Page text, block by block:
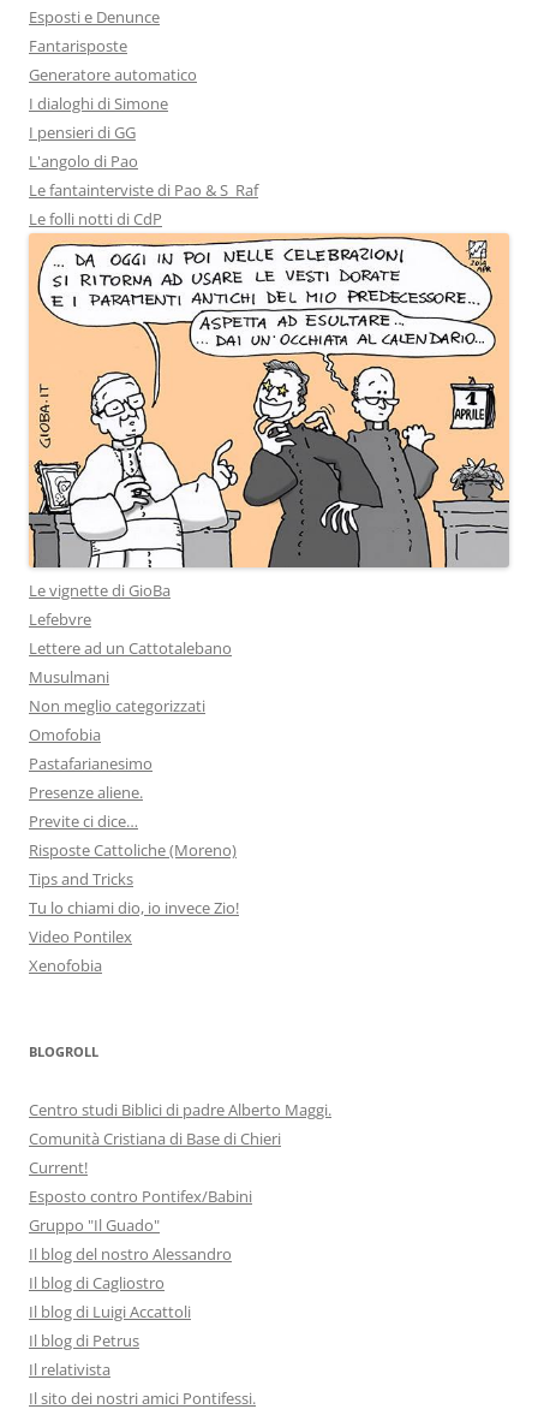
Esposti e Denunce
Fantarisposte
Generatore automatico
I dialoghi di Simone
I pensieri di GG
L'angolo di Pao
Le fantainterviste di Pao & S_Raf
Le folli notti di CdP
Le vignette di GioBa
Lefebvre
Lettere ad un Cattotalebano
Musulmani
Non meglio categorizzati
Omofobia
Pastafarianesimo
Presenze aliene.
Previte ci dice…
Risposte Cattoliche (Moreno)
Tips and Tricks
Tu lo chiami dio, io invece Zio!
Video Pontilex
Xenofobia
BLOGROLL
Centro studi Biblici di padre Alberto Maggi.
Comunità Cristiana di Base di Chieri
Current!
Esposto contro Pontifex/Babini
Gruppo "Il Guado"
Il blog del nostro Alessandro
Il blog di Cagliostro
Il blog di Luigi Accattoli
Il blog di Petrus
Il relativista
Il sito dei nostri amici Pontifessi.